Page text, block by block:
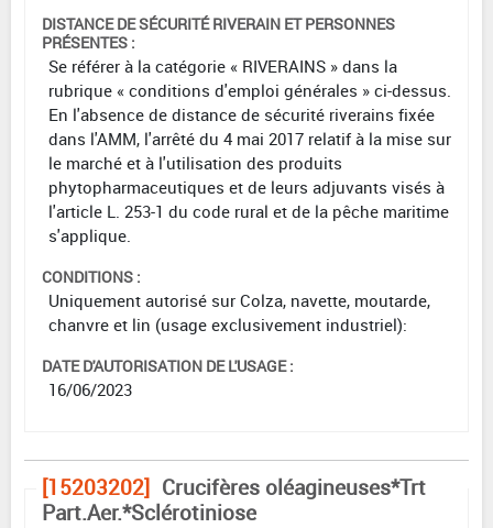
DISTANCE DE SÉCURITÉ RIVERAIN ET PERSONNES
PRÉSENTES :
Se référer à la catégorie « RIVERAINS » dans la
rubrique « conditions d'emploi générales » ci-dessus.
En l'absence de distance de sécurité riverains fixée
dans l'AMM, l'arrêté du 4 mai 2017 relatif à la mise sur
le marché et à l'utilisation des produits
phytopharmaceutiques et de leurs adjuvants visés à
l'article L. 253-1 du code rural et de la pêche maritime
s'applique.
CONDITIONS :
Uniquement autorisé sur Colza, navette, moutarde,
chanvre et lin (usage exclusivement industriel):
DATE D'AUTORISATION DE L'USAGE :
16/06/2023
[15203202] Crucifères oléagineuses*Trt
Part.Aer.*Sclérotiniose